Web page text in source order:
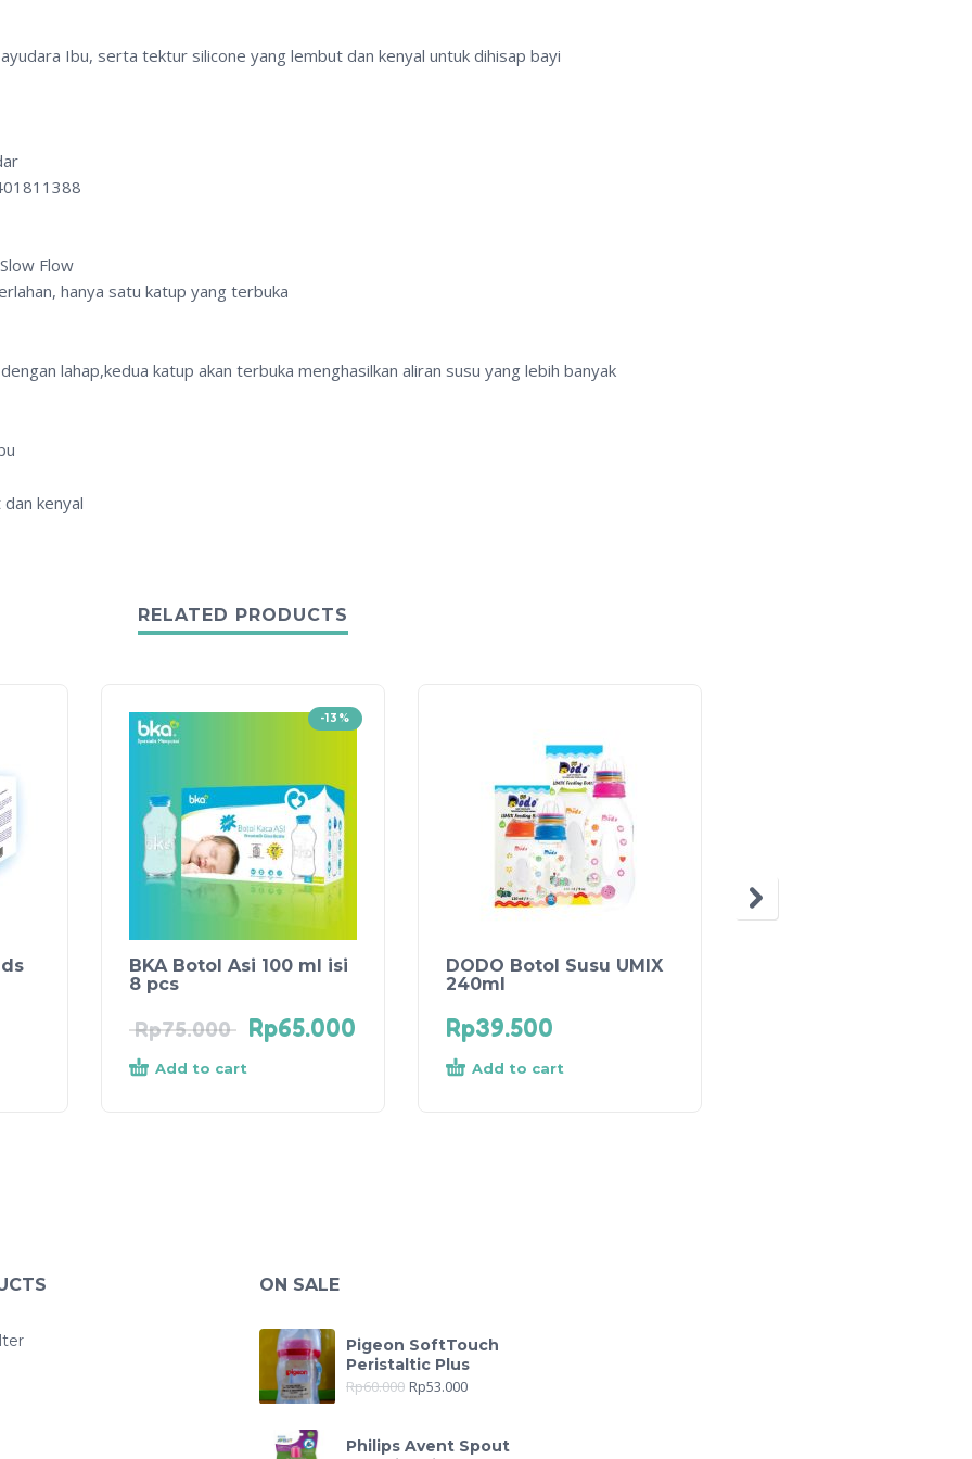
Ibu, serta tektur silicone yang lembut dan kenyal untuk dihisap bayi
Flow
hanya satu katup yang terbuka
lahap,kedua katup akan terbuka menghasilkan aliran susu yang lebih banyak
kenyal
RELATED PRODUCTS
-13%
BKA Botol Asi 100 ml isi
8 pcs
Rp75.000 Rp65.000
Add to cart
DODO Botol Susu UMIX
240ml
Rp39.500
Add to cart
ON SALE
Pigeon SoftTouch
Peristaltic Plus
Rp60.000 Rp53.000
Philips Avent Spout